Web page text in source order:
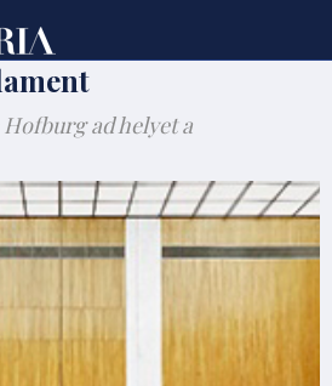
ad helyet a